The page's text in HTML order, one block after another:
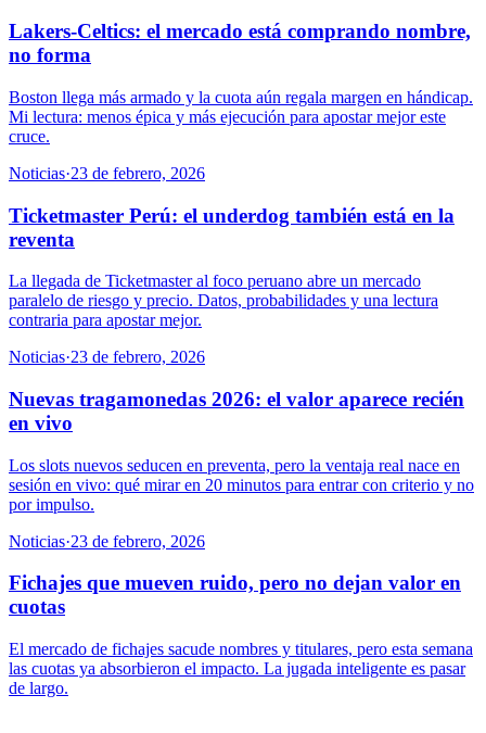
Lakers-Celtics: el mercado está comprando nombre,
no forma
Boston llega más armado y la cuota aún regala margen en hándicap.
Mi lectura: menos épica y más ejecución para apostar mejor este
cruce.
Noticias·23 de febrero, 2026
Ticketmaster Perú: el underdog también está en la
reventa
La llegada de Ticketmaster al foco peruano abre un mercado
paralelo de riesgo y precio. Datos, probabilidades y una lectura
contraria para apostar mejor.
Noticias·23 de febrero, 2026
Nuevas tragamonedas 2026: el valor aparece recién
en vivo
Los slots nuevos seducen en preventa, pero la ventaja real nace en
sesión en vivo: qué mirar en 20 minutos para entrar con criterio y no
por impulso.
Noticias·23 de febrero, 2026
Fichajes que mueven ruido, pero no dejan valor en
cuotas
El mercado de fichajes sacude nombres y titulares, pero esta semana
las cuotas ya absorbieron el impacto. La jugada inteligente es pasar
de largo.